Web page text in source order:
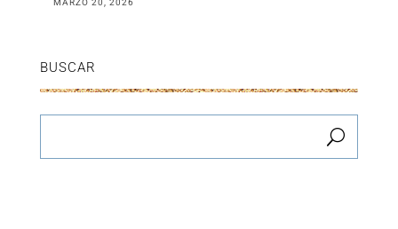
MARZO 20, 2026
BUSCAR